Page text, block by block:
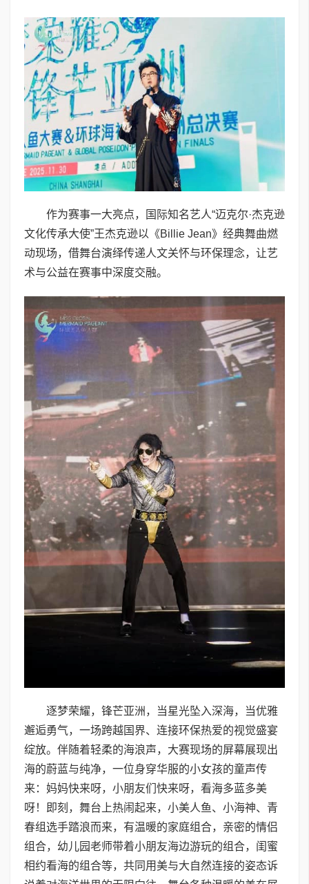
作为赛事一大亮点，国际知名艺人“迈克尔·杰克逊
文化传承大使”王杰克逊以《Billie Jean》经典舞曲燃
动现场，借舞台演绎传递人文关怀与环保理念，让艺
术与公益在赛事中深度交融。
逐梦荣耀，锋芒亚洲，当星光坠入深海，当优雅
邂逅勇气，一场跨越国界、连接环保热爱的视觉盛宴
绽放。伴随着轻柔的海浪声，大赛现场的屏幕展现出
海的蔚蓝与纯净，一位身穿华服的小女孩的童声传
来：妈妈快来呀，小朋友们快来呀，看海多蓝多美
呀！即刻，舞台上热闹起来，小美人鱼、小海神、青
春组选手踏浪而来，有温暖的家庭组合，亲密的情侣
组合，幼儿园老师带着小朋友海边游玩的组合，闺蜜
相约看海的组合等，共同用美与大自然连接的姿态诉